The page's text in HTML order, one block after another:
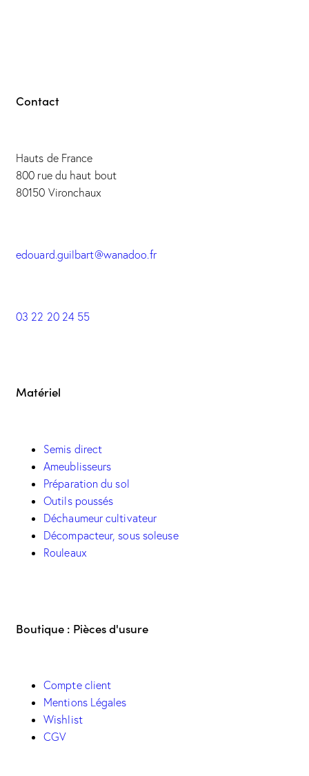
Contact
Hauts de France
800 rue du haut bout
80150 Vironchaux
edouard.guilbart@wanadoo.fr
03 22 20 24 55
Matériel
Semis direct
Ameublisseurs
Préparation du sol
Outils poussés
Déchaumeur cultivateur
Décompacteur, sous soleuse
Rouleaux
Boutique : Pièces d'usure
Compte client
Mentions Légales
Wishlist
CGV